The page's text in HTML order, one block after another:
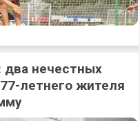
два нечестных
летнего жителя